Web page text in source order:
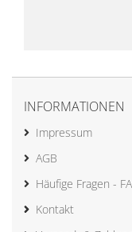
INFORMATIONEN
Impressum
AGB
Häufige Fragen -
Kontakt